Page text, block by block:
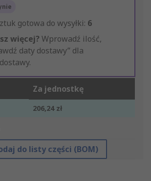
gotowa do wysyłki: 6
więcej? Wprowadź ilość,
daty dostawy” dla
Za jednostkę
206,24 zł
do listy części (BOM)